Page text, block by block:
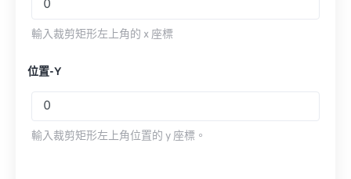
輸入裁剪矩形左上角的 x 座標
位置-Y
輸入裁剪矩形左上角位置的 y 座標。